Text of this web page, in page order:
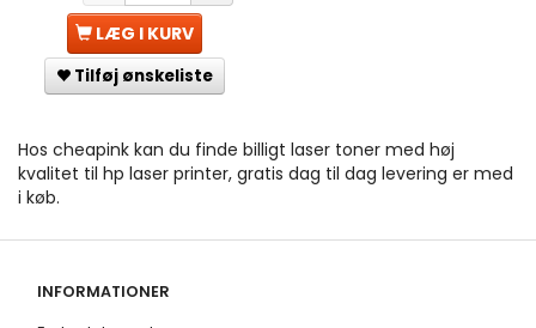
LÆG I KURV
Tilføj ønskeliste
Hos cheapink kan du finde billigt laser toner med høj
kvalitet til hp laser printer, gratis dag til dag levering er med
i køb.
INFORMATIONER